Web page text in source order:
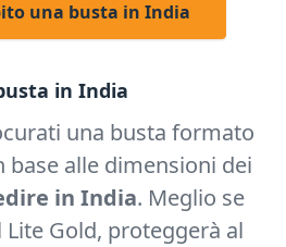
una busta in India
in India
una busta formato
base alle dimensioni dei
in India. Meglio se
Gold, proteggerà al